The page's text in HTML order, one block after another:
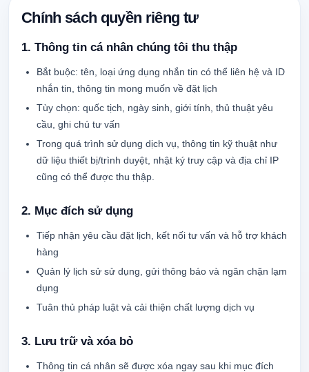
Chính sách quyền riêng tư
1. Thông tin cá nhân chúng tôi thu thập
Bắt buộc: tên, loại ứng dụng nhắn tin có thể liên hệ và ID
nhắn tin, thông tin mong muốn về đặt lịch
Tùy chọn: quốc tịch, ngày sinh, giới tính, thủ thuật yêu
cầu, ghi chú tư vấn
Trong quá trình sử dụng dịch vụ, thông tin kỹ thuật như
dữ liệu thiết bị/trình duyệt, nhật ký truy cập và địa chỉ IP
cũng có thể được thu thập.
2. Mục đích sử dụng
Tiếp nhận yêu cầu đặt lịch, kết nối tư vấn và hỗ trợ khách
hàng
Quản lý lịch sử sử dụng, gửi thông báo và ngăn chặn lạm
dụng
Tuân thủ pháp luật và cải thiện chất lượng dịch vụ
3. Lưu trữ và xóa bỏ
Thông tin cá nhân sẽ được xóa ngay sau khi mục đích